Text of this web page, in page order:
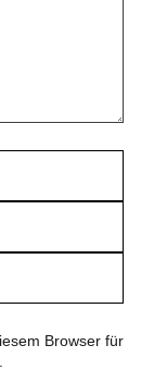
Browser für